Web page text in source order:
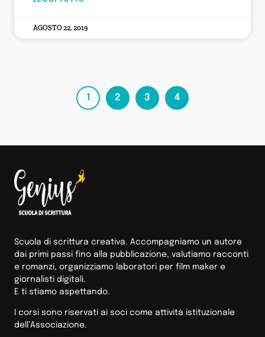
AGOSTO 22, 2019
1 2 3 4
Scuola di scrittura creativa. Accompagniamo un autore
dai primi passi fino alla pubblicazione, valutiamo racconti
e romanzi, organizziamo laboratori per film maker e
giornalisti digitali.
E ti stiamo aspettando.
I corsi sono riservati ai soci come attività istituzionale
dell’Associazione.